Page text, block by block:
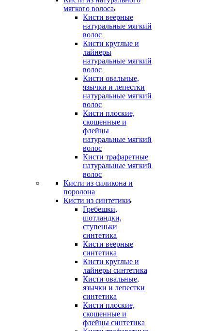
мягкого волоса
Кисти веерные
натуральные мягкий
волос
Кисти круглые и
лайнеры
натуральные мягкий
волос
Кисти овальные,
язычки и лепестки
натуральные мягкий
волос
Кисти плоские,
скошенные и
флейцы
натуральные мягкий
волос
Кисти трафаретные
натуральные мягкий
волос
Кисти из силикона и
поролона
Кисти из синтетики
Гребешки,
шотландки,
ступеньки
синтетика
Кисти веерные
синтетика
Кисти круглые и
лайнеры синтетика
Кисти овальные,
язычки и лепестки
синтетика
Кисти плоские,
скошенные и
флейцы синтетика